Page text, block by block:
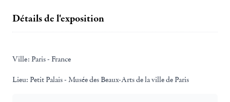
Détails de l'exposition
Ville: Paris - France
Lieu: Petit Palais - Musée des Beaux-Arts de la ville de Paris